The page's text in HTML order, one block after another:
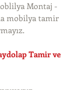
Montaj -
mobilya tamir
Tamir ve